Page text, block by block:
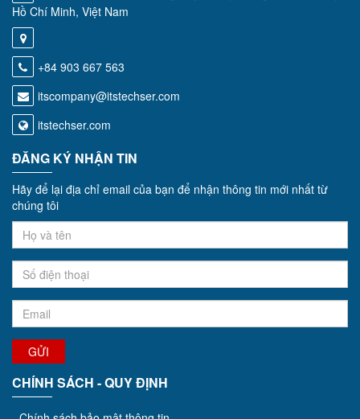
Hồ Chí Minh, Việt Nam
+84 903 667 563
itscompany@itstechser.com
itstechser.com
ĐĂNG KÝ NHẬN TIN
Hãy để lại địa chỉ email của bạn để nhận thông tin mới nhất từ
chúng tôi
GỬI
CHÍNH SÁCH - QUY ĐỊNH